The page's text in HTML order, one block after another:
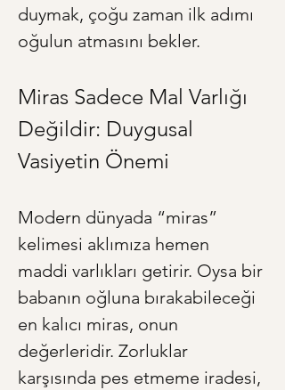
duymak, çoğu zaman ilk adımı
oğulun atmasını bekler.
Miras Sadece Mal Varlığı
Değildir: Duygusal
Vasiyetin Önemi
Modern dünyada “miras”
kelimesi aklımıza hemen
maddi varlıkları getirir. Oysa bir
babanın oğluna bırakabileceği
en kalıcı miras, onun
değerleridir. Zorluklar
karşısında pes etmeme iradesi,